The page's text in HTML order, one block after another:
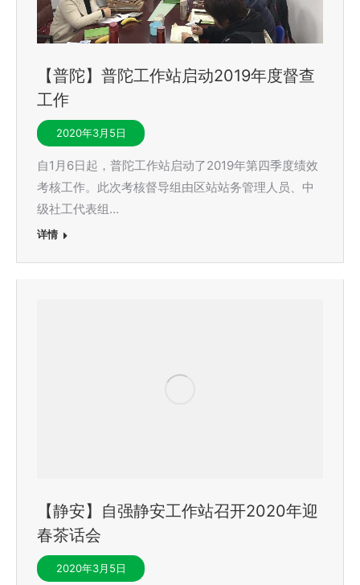
【普陀】普陀工作站启动2019年度督查
工作
2020年3月5日
自1月6日起，普陀工作站启动了2019年第四季度绩效
考核工作。此次考核督导组由区站站务管理人员、中
级社工代表组…
详情
【静安】自强静安工作站召开2020年迎
春茶话会
2020年3月5日